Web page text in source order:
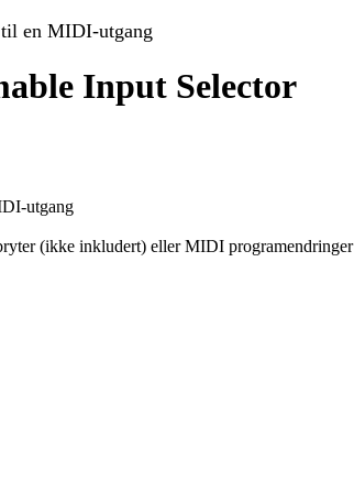
en MIDI-utgang
Input Selector
utgang
(ikke inkludert) eller MIDI programendringer